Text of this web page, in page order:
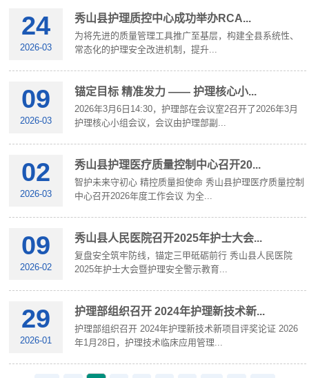
24
2026-03
秀山县护理质控中心成功举办RCA...
为将先进的质量管理工具推广至基层，构建全县系统性、
常态化的护理安全改进机制，提升...
09
2026-03
锚定目标 精准发力 —— 护理核心小...
2026年3月6日14:30，护理部在会议室2召开了2026年3月
护理核心小组会议，会议由护理部副...
02
2026-03
秀山县护理医疗质量控制中心召开20...
智护未来守初心 精控质量担使命 秀山县护理医疗质量控制
中心召开2026年度工作会议 为全...
09
2026-02
秀山县人民医院召开2025年护士大会...
复盘安全筑牢防线，锚定三甲砥砺前行 秀山县人民医院
2025年护士大会暨护理安全警示教育...
29
2026-01
护理部组织召开 2024年护理新技术新...
护理部组织召开 2024年护理新技术新项目评奖论证 2026
年1月28日，护理技术临床应用管理...